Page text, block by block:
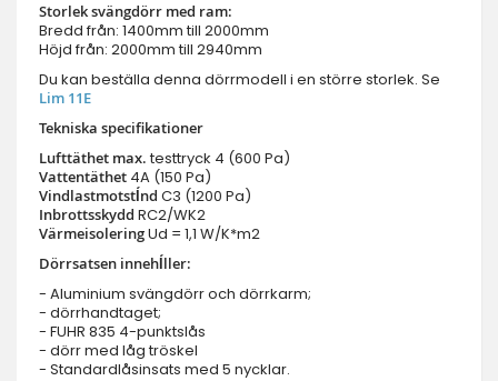
Storlek svängdörr med ram:
Bredd från: 1400mm till 2000mm
Höjd från: 2000mm till 2940mm
Du kan beställa denna dörrmodell i en större storlek. Se
Lim 11E
Tekniska specifikationer
Lufttäthet max.testtryck 4 (600 Pa)
Vattentäthet 4A (150 Pa)
Vindlastmotstĺnd C3 (1200 Pa)
Inbrottsskydd RC2/WK2
VärmeisoleringUd = 1,1 W/K*m2
Dörrsatsen innehĺller:
- Aluminium svängdörr och dörrkarm;
- dörrhandtaget;
- FUHR 835 4-punktslås
- dörr med låg tröskel
- Standardlåsinsats med 5 nycklar.